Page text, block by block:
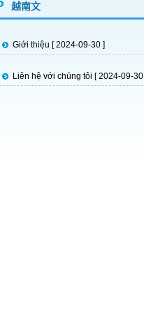
越南文
Giới thiệu [ 2024-09-30 ]
Liên hệ với chúng tôi [ 2024-09-30